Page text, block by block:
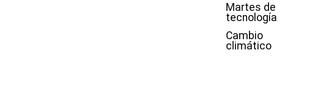
Martes de
tecnología
Cambio
climático